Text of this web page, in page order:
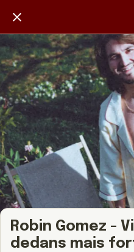
Robin Gomez -
dedans mais